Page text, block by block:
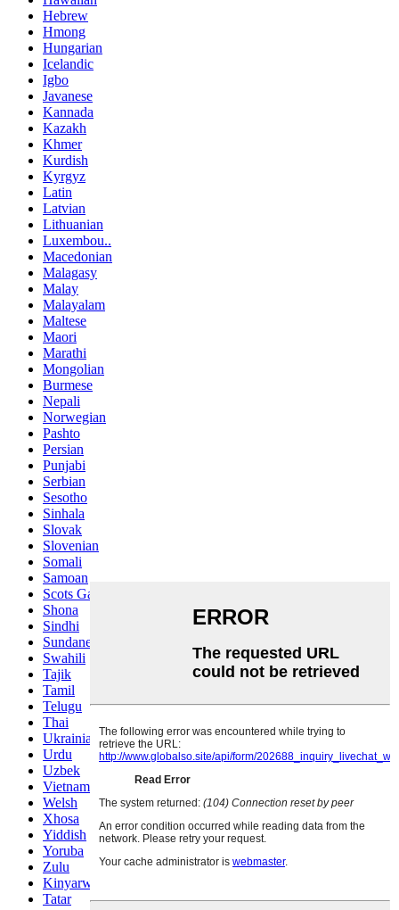
Hebrew
Hmong
Hungarian
Icelandic
Igbo
Javanese
Kannada
Kazakh
Khmer
Kurdish
Kyrgyz
Latin
Latvian
Lithuanian
Luxembou..
Macedonian
Malagasy
Malay
Malayalam
Maltese
Maori
Marathi
Mongolian
Burmese
Nepali
Norwegian
Pashto
Persian
Punjabi
Serbian
Sesotho
Sinhala
Slovak
Slovenian
Somali
Samoan
Scots Gaelic
Shona
Sindhi
Sundanese
Swahili
Tajik
Tamil
Telugu
Thai
Ukrainian
Urdu
Uzbek
Vietnamese
Welsh
Xhosa
Yiddish
Yoruba
Zulu
Kinyarwanda
Tatar